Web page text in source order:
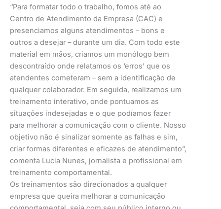
“Para formatar todo o trabalho, fomos até ao
Centro de Atendimento da Empresa (CAC) e
presenciamos alguns atendimentos – bons e
outros a desejar – durante um dia. Com todo este
material em mãos, criamos um monólogo bem
descontraído onde relatamos os ‘erros’ que os
atendentes cometeram – sem a identificação de
qualquer colaborador. Em seguida, realizamos um
treinamento interativo, onde pontuamos as
situações indesejadas e o que podíamos fazer
para melhorar a comunicação com o cliente. Nosso
objetivo não é sinalizar somente as falhas e sim,
criar formas diferentes e eficazes de atendimento”,
comenta Lucia Nunes, jornalista e profissional em
treinamento comportamental.
Os treinamentos são direcionados a qualquer
empresa que queira melhorar a comunicação